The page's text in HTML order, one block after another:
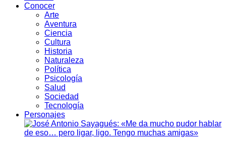
Conocer
Arte
Aventura
Ciencia
Cultura
Historia
Naturaleza
Política
Psicología
Salud
Sociedad
Tecnología
Personajes